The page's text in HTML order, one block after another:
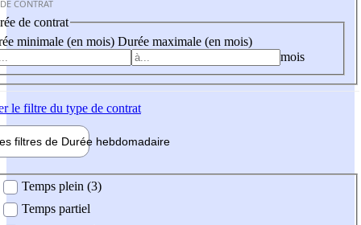
CONTRAT
de contrat
minimale (en mois) Durée maximale (en mois)
mois
le filtre du type de contrat
filtres de Durée hebdomadaire
Temps plein (3)
Temps partiel